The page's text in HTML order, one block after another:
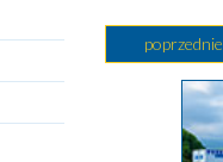
poprzednie